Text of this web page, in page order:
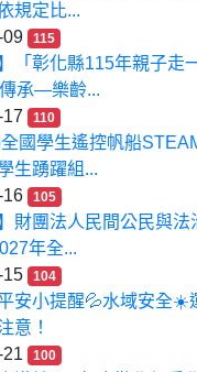
規定比...
09
115
】「彰化縣115年親子走
承—樂齡...
110
全國學生遙控帆船
生踴躍組...
16
105
】財團法人民間公民與
年全...
15
104
安小提醒💦水域安全☀️
意！
100